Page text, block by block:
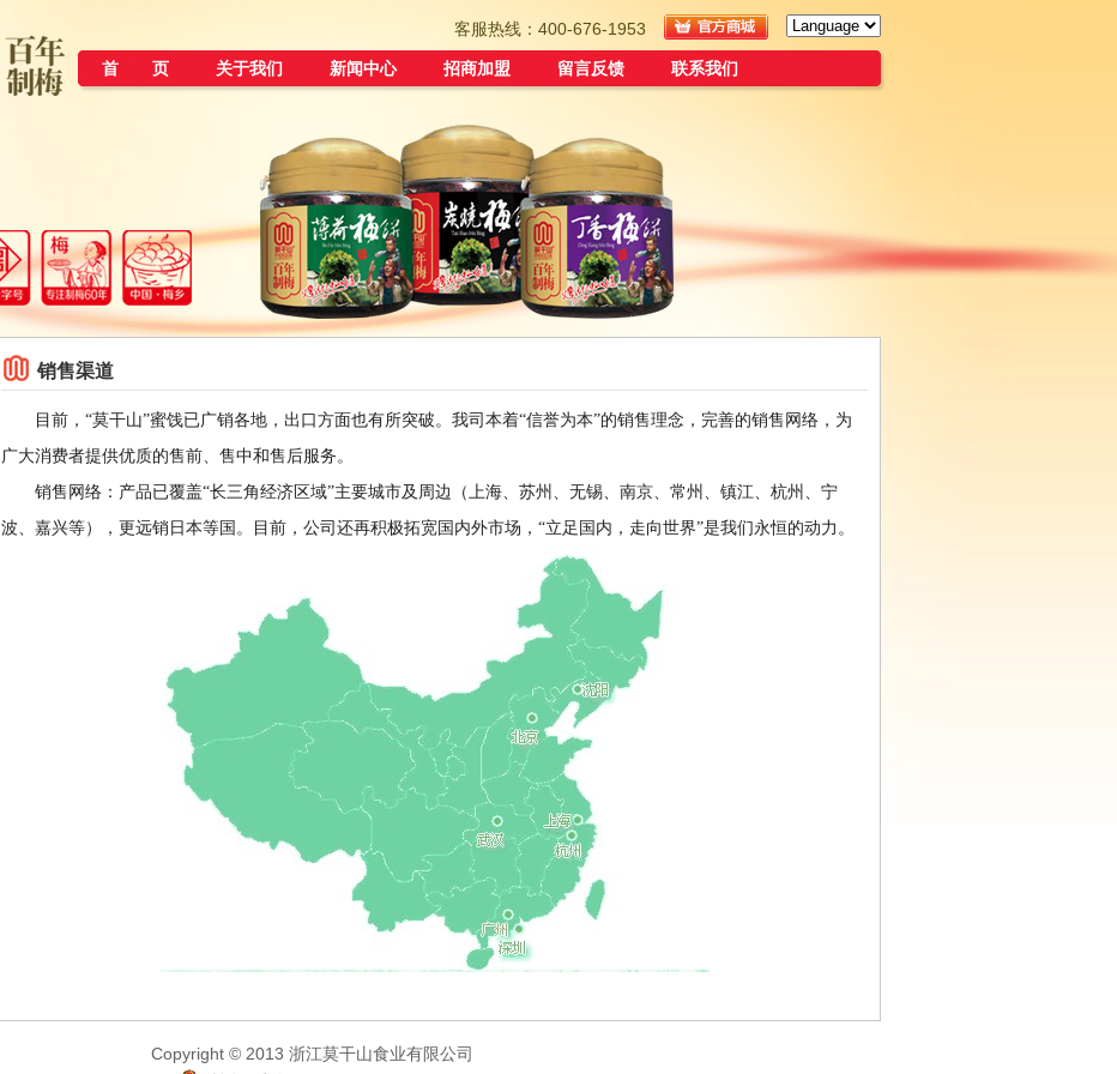
客服热线：400-676-1953
首 页 关于我们 新闻中心 招商加盟 留言反馈 联系我们
销售渠道
目前，“莫干山”蜜饯已广销各地，出口方面也有所突破。我司本着“信誉为本”的销售理念，完善的销售网络，为
广大消费者提供优质的售前、售中和售后服务。
销售网络：产品已覆盖“长三角经济区域”主要城市及周边（上海、苏州、无锡、南京、常州、镇江、杭州、宁
波、嘉兴等），更远销日本等国。目前，公司还再积极拓宽国内外市场，“立足国内，走向世界”是我们永恒的动力。
Copyright © 2013 浙江莫干山食业有限公司